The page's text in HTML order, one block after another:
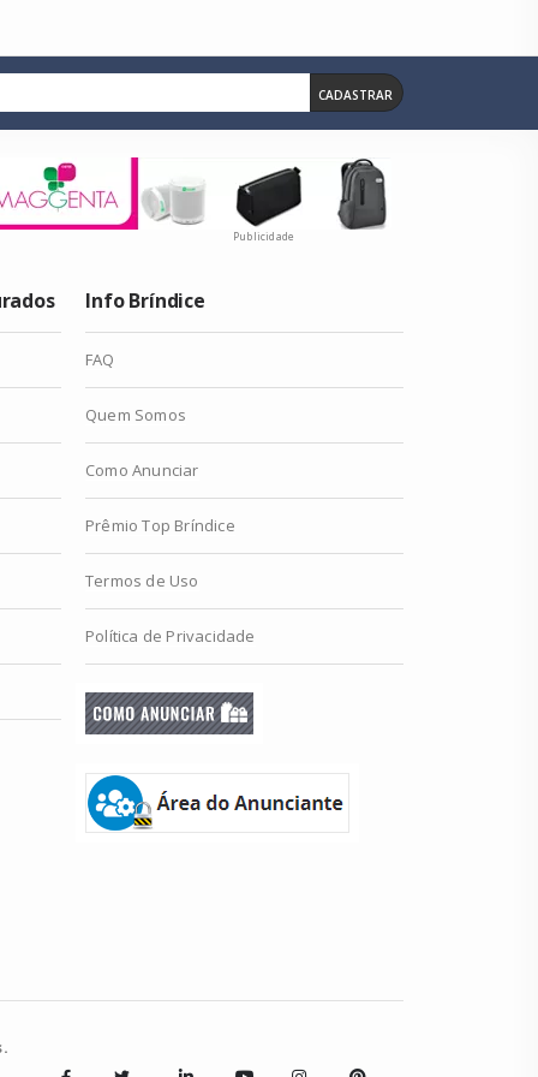
CADASTRAR
Publicidade
Info Bríndice
FAQ
Quem Somos
Como Anunciar
Prêmio Top Bríndice
Termos de Uso
Política de Privacidade